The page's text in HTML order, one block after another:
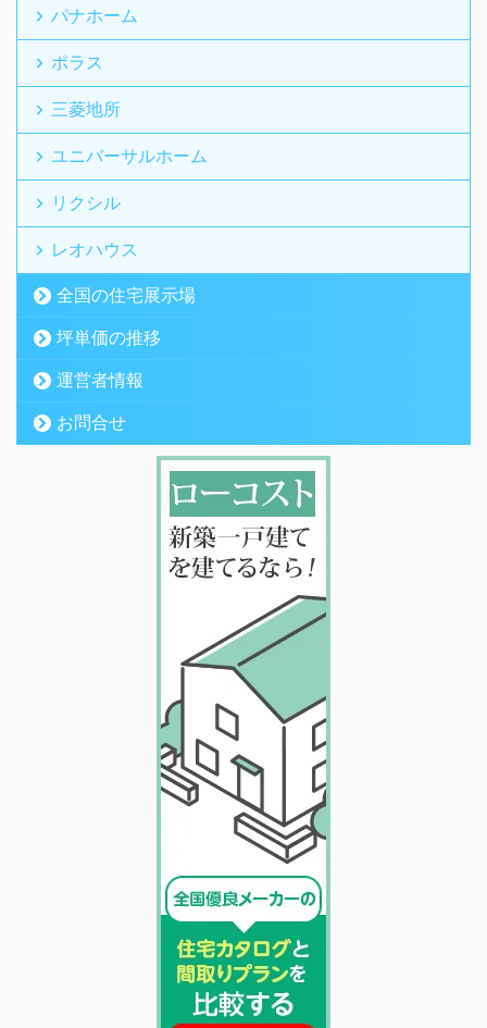
パナホーム
ポラス
三菱地所
ユニバーサルホーム
リクシル
レオハウス
全国の住宅展示場
坪単価の推移
運営者情報
お問合せ